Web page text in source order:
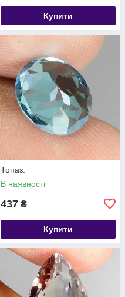
Купити
Топаз.
В наявності
437 ₴
Купити